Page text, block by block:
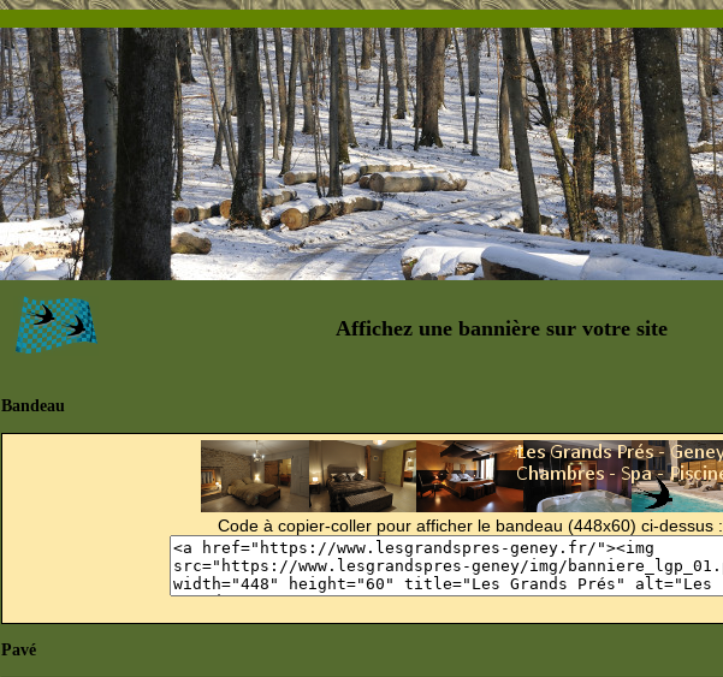
Affichez une bannière sur votre site
Bandeau
Code à copier-coller pour afficher le bandeau (448x60) ci-dessus :
Pavé